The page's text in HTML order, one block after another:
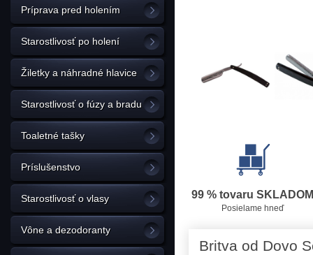
Príprava pred holením
Starostlivosť po holení
Žiletky a náhradné hlavice
Starostlivosť o fúzy a bradu
Toaletné tašky
Príslušenstvo
Starostlivosť o vlasy
Vône a dezodoranty
99 % tovaru SKLADOM
Posielame hneď
Britva od Dovo